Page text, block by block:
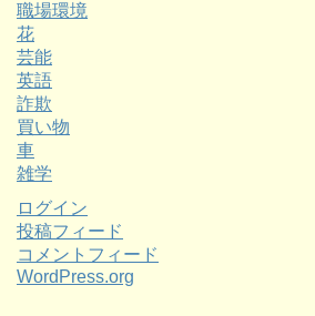
職場環境
花
芸能
英語
詐欺
買い物
車
雑学
ログイン
投稿フィード
コメントフィード
WordPress.org